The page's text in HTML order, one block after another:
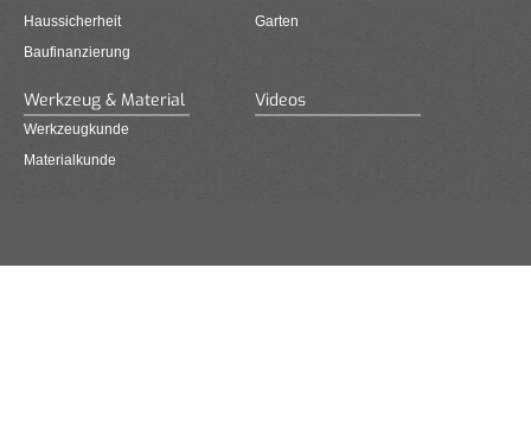
Haussicherheit
Baufinanzierung
Garten
Werkzeug & Material
Werkzeugkunde
Materialkunde
Videos